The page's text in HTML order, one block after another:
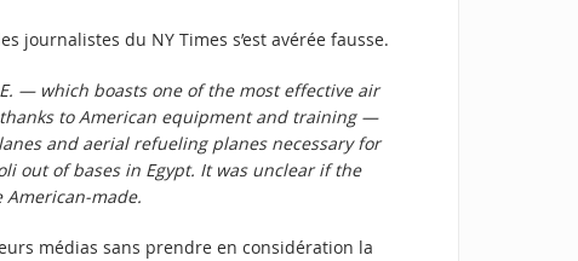
journalistes du NY Times s’est avérée fausse.
— which boasts one of the most effective air
to American equipment and training —
and aerial refueling planes necessary for
out of bases in Egypt. It was unclear if the
made.
médias sans prendre en considération la